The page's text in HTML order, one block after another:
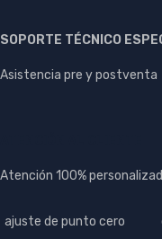
SOPORTE TÉCNICO
Asistencia pre y postventa
Atención 100%
ajuste de punto cero